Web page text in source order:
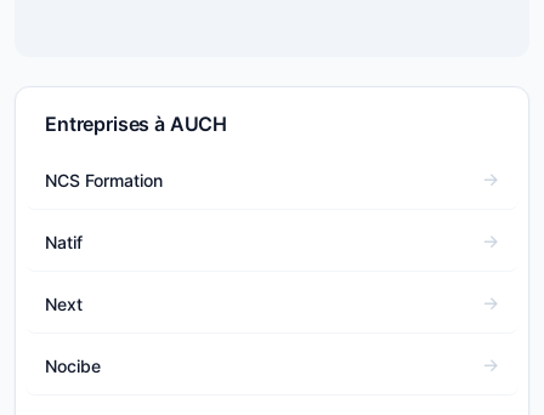
Entreprises à AUCH
NCS Formation
Natif
Next
Nocibe